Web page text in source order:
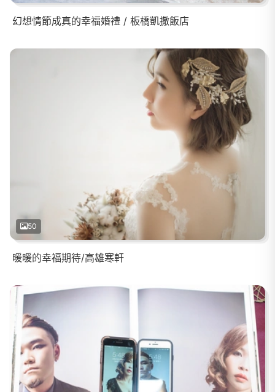
幻想情節成真的幸福婚禮 / 板橋凱撒飯店
50
暖暖的幸福期待/高雄寒軒